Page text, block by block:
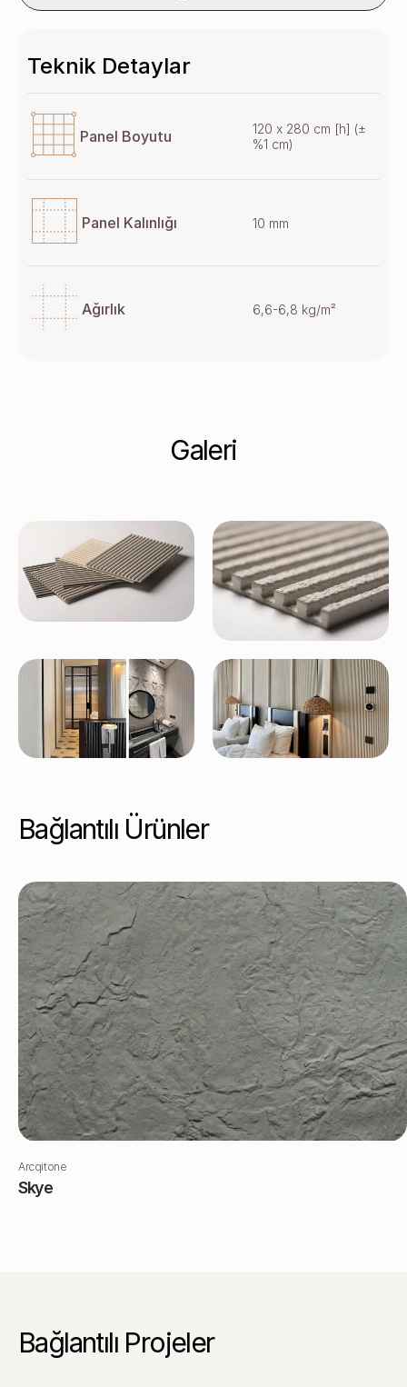
Teknik Detaylar
Panel Boyutu
120 x 280 cm [h] (±
%1 cm)
Panel Kalınlığı 10 mm
Ağırlık 6,6-6,8 kg/m²
Galeri
Bağlantılı Ürünler
Arcqitone
Skye
Bağlantılı Projeler